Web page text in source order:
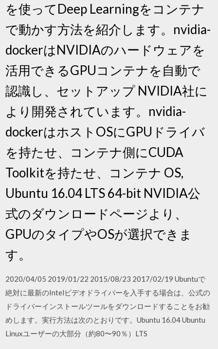
を使ってDeep Learningをコンテナ
で動かす方法を紹介します。nvidia-
dockerはNVIDIAのハードウェアを
活用できるGPUコンテナを自動で
認識し、セットアップ NVIDIA社に
より開発されています。nvidia-
dockerはホストOSにGPUドライバ
を持たせ、コンテナ側にCUDA
Toolkitを持たせ、コンテナ OS,
Ubuntu 16.04 LTS 64-bit NVIDIA公
式のダウンロードページより、
GPUのタイプやOSが選択できま
す。
2020/04/05 2019/01/22 2015/08/23 2017/02/19 Ubuntuで
絶対に最新のIntelビデオドライバーを入手する場合は、公式の
ドライバーインストールツールをダウンロードすることをお勧
めします。実行方法は次のとおりです。Ubuntu 16.04 Ubuntu
Linuxユーザーの大部分（約80〜90％）LTS